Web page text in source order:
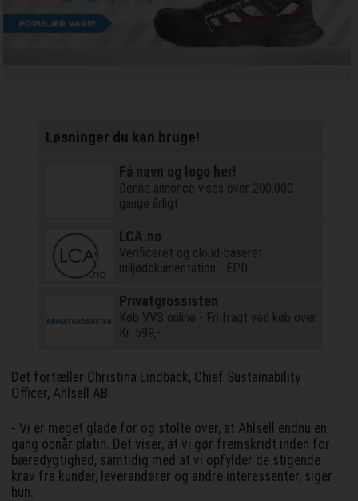
Løsninger du kan bruge!
Få navn og logo her!
Denne annonce vises over 200.000
gange årligt
LCA.no
Verificeret og cloud-baseret
miljødokumentation - EPD
Privatgrossisten
Køb VVS online - Fri fragt ved køb over
Kr. 599,-
Det fortæller Christina Lindbäck, Chief Sustainability
Officer, Ahlsell AB.
- Vi er meget glade for og stolte over, at Ahlsell endnu en
gang opnår platin. Det viser, at vi gør fremskridt inden for
bæredygtighed, samtidig med at vi opfylder de stigende
krav fra kunder, leverandører og andre interessenter, siger
hun.